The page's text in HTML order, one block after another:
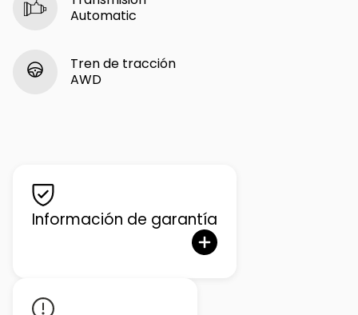
Automatic
Tren de tracción
AWD
Información de garantía